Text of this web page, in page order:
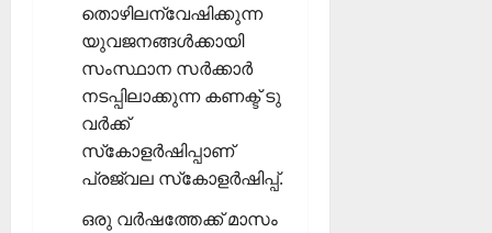
തൊഴിലന്വേഷിക്കുന്ന
യുവജനങ്ങള്‍ക്കായി
സംസ്ഥാന സര്‍ക്കാര്‍
നടപ്പിലാക്കുന്ന കണക്ട് ടു
വര്‍ക്ക്
സ്‌കോളര്‍ഷിപ്പാണ്
പ്രജ്വല സ്‌കോളര്‍ഷിപ്പ്.
ഒരു വര്‍ഷത്തേക്ക് മാസം